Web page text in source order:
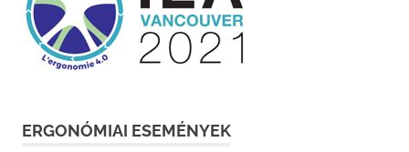
ERGONÓMIAI ESEMÉNYEK